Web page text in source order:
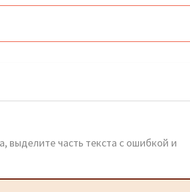
выделите часть текста с ошибкой и